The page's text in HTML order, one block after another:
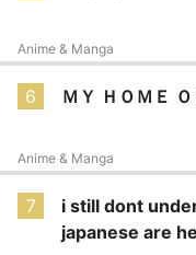
Anime & Manga
6 ＭＹ ＨＯＭＥ Ｏ
Anime & Manga
7
i still dont
japanese are